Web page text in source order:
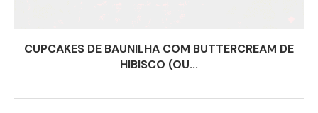
CUPCAKES DE BAUNILHA COM BUTTERCREAM DE
HIBISCO (OU...